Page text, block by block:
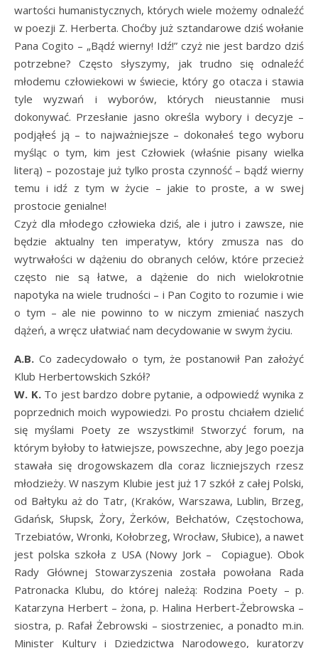
wartości humanistycznych, których wiele możemy odnaleźć
w poezji Z. Herberta. Choćby już sztandarowe dziś wołanie
Pana Cogito – „Bądź wierny! Idź!” czyż nie jest bardzo dziś
potrzebne? Często słyszymy, jak trudno się odnaleźć
młodemu człowiekowi w świecie, który go otacza i stawia
tyle wyzwań i wyborów, których nieustannie musi
dokonywać. Przesłanie jasno określa wybory i decyzje –
podjąłeś ją – to najważniejsze – dokonałeś tego wyboru
myśląc o tym, kim jest Człowiek (właśnie pisany wielka
literą) – pozostaje już tylko prosta czynność – bądź wierny
temu i idź z tym w życie – jakie to proste, a w swej
prostocie genialne!
Czyż dla młodego człowieka dziś, ale i jutro i zawsze, nie
będzie aktualny ten imperatyw, który zmusza nas do
wytrwałości w dążeniu do obranych celów, które przecież
często nie są łatwe, a dążenie do nich wielokrotnie
napotyka na wiele trudności – i Pan Cogito to rozumie i wie
o tym – ale nie powinno to w niczym zmieniać naszych
dążeń, a wręcz ułatwiać nam decydowanie w swym życiu.
A.B. Co zadecydowało o tym, że postanowił Pan założyć
Klub Herbertowskich Szkół?
W. K.To jest bardzo dobre pytanie, a odpowiedź wynika z
poprzednich moich wypowiedzi. Po prostu chciałem dzielić
się myślami Poety ze wszystkimi! Stworzyć forum, na
którym byłoby to łatwiejsze, powszechne, aby Jego poezja
stawała się drogowskazem dla coraz liczniejszych rzesz
młodzieży. W naszym Klubie jest już 17 szkół z całej Polski,
od Bałtyku aż do Tatr, (Kraków, Warszawa, Lublin, Brzeg,
Gdańsk, Słupsk, Żory, Żerków, Bełchatów, Częstochowa,
Trzebiatów, Wronki, Kołobrzeg, Wrocław, Słubice), a nawet
jest polska szkoła z USA (Nowy Jork – Copiague). Obok
Rady Głównej Stowarzyszenia została powołana Rada
Patronacka Klubu, do której należą: Rodzina Poety – p.
Katarzyna Herbert – żona, p. Halina Herbert-Żebrowska –
siostra, p. Rafał Żebrowski – siostrzeniec, a ponadto m.in.
Minister Kultury i Dziedzictwa Narodowego, kuratorzy